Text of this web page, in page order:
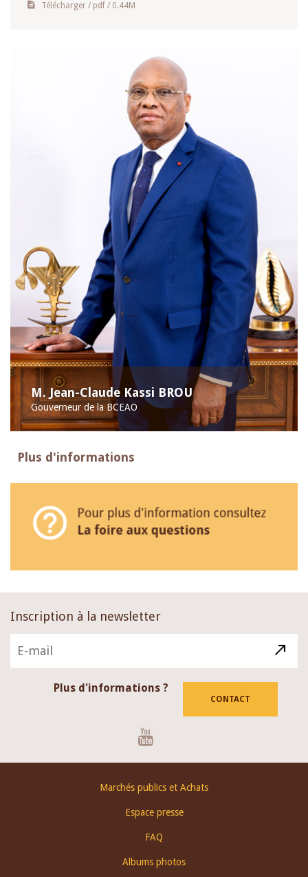
Télécharger / pdf / 0.44M
M. Jean-Claude Kassi BROU
Gouverneur de la BCEAO
Plus d'informations
Inscription à la newsletter
Plus d'informations ?
CONTACT
Marchés publics et Achats
Espace presse
FAQ
Albums photos